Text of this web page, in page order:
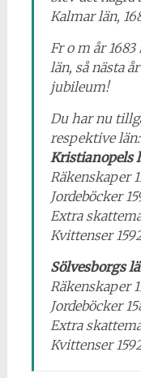
Kalmar län,
Fr o m år
län, så nästa
jubileum!
Du har nu
respektive län:
Kristianopels
Räkenskaper
Jordeböcker
Extra
Kvittenser
Sölvesborgs
Räkenskaper
Jordeböcker
Extra
Kvittenser